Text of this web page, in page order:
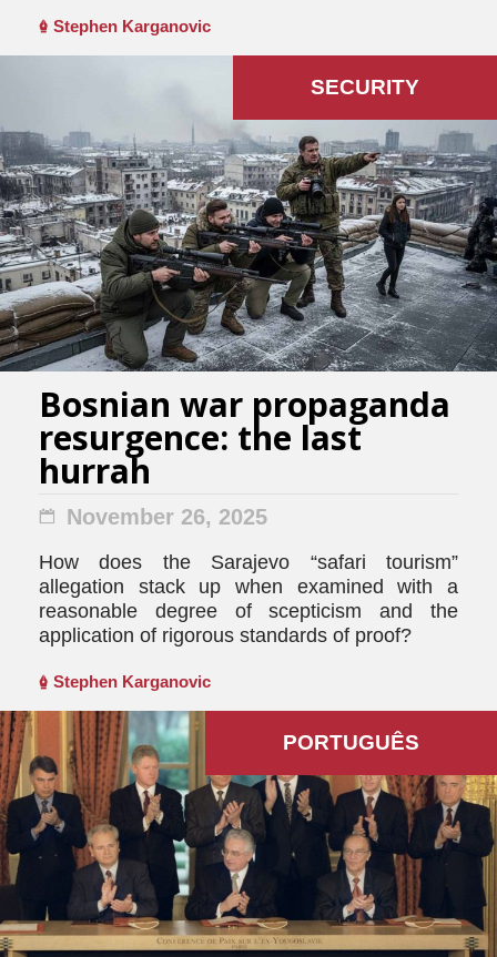
Stephen Karganovic
Bosnian war propaganda
resurgence: the last
hurrah
November 26, 2025
How does the Sarajevo “safari tourism”
allegation stack up when examined with a
reasonable degree of scepticism and the
application of rigorous standards of proof?
Stephen Karganovic
SECURITY
PORTUGUÊS